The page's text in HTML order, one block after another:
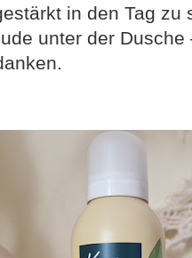
in den Tag zu
unter der